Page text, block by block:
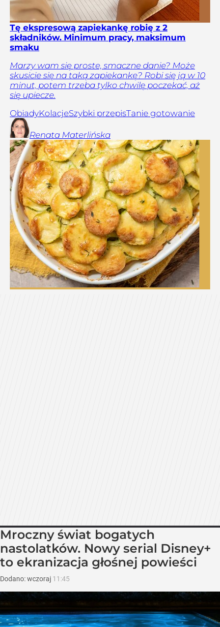
Tę ekspresową zapiekankę robię z 2
składników. Minimum pracy, maksimum
smaku
Marzy wam się proste, smaczne danie? Może
skusicie się na taką zapiekankę? Robi się ją w 10
minut, potem trzeba tylko chwilę poczekać, aż
się upiecze.
ObiadyKolacjeSzybki przepisTanie gotowanie
Renata Materlińska
Mroczny świat bogatych
nastolatków. Nowy serial Disney+
to ekranizacja głośnej powieści
Dodano:wczoraj 11:45